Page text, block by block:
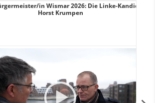
in Wismar 2026: Die Linke-Kandidat
Horst Krumpen